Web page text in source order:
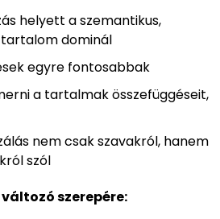
helyett a szemantikus,
dominál
egyre fontosabbak
a tartalmak összefüggéseit,
nem csak szavakról, hanem
szól
szerepére: